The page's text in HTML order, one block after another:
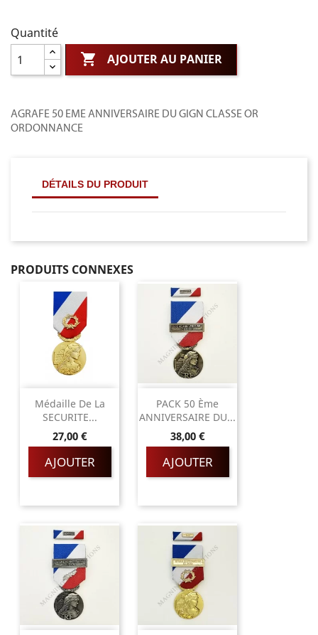
Quantité
 AJOUTER AU PANIER
AGRAFE 50 EME ANNIVERSAIRE DU GIGN CLASSE OR
ORDONNANCE
DÉTAILS DU PRODUIT
PRODUITS CONNEXES
Médaille De La
SECURITE...
Prix
27,00 €
AJOUTER
PACK 50 Ème
ANNIVERSAIRE DU...
Prix
38,00 €
AJOUTER